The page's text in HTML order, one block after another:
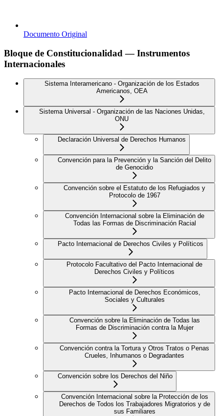
Documento Original
Bloque de Constitucionalidad — Instrumentos
Internacionales
Sistema Interamericano - Organización de los Estados
Americanos, OEA
Sistema Universal - Organización de las Naciones Unidas,
ONU
Declaración Universal de Derechos Humanos
Convención para la Prevención y la Sanción del Delito
de Genocidio
Convención sobre el Estatuto de los Refugiados y
Protocolo de 1967
Convención Internacional sobre la Eliminación de
Todas las Formas de Discriminación Racial
Pacto Internacional de Derechos Civiles y Políticos
Protocolo Facultativo del Pacto Internacional de
Derechos Civiles y Políticos
Pacto Internacional de Derechos Económicos,
Sociales y Culturales
Convención sobre la Eliminación de Todas las
Formas de Discriminación contra la Mujer
Convención contra la Tortura y Otros Tratos o Penas
Crueles, Inhumanos o Degradantes
Convención sobre los Derechos del Niño
Convención Internacional sobre la Protección de los
Derechos de Todos los Trabajadores Migratorios y de
sus Familiares